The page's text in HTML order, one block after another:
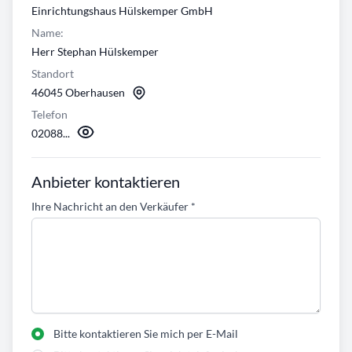
Einrichtungshaus Hülskemper GmbH
Name:
Herr Stephan Hülskemper
Standort
46045 Oberhausen
Telefon
02088...
Anbieter kontaktieren
Ihre Nachricht an den Verkäufer *
Bitte kontaktieren Sie mich per E-Mail